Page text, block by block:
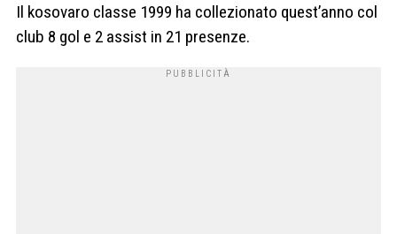
Il kosovaro classe 1999 ha collezionato quest’anno col
club 8 gol e 2 assist in 21 presenze.